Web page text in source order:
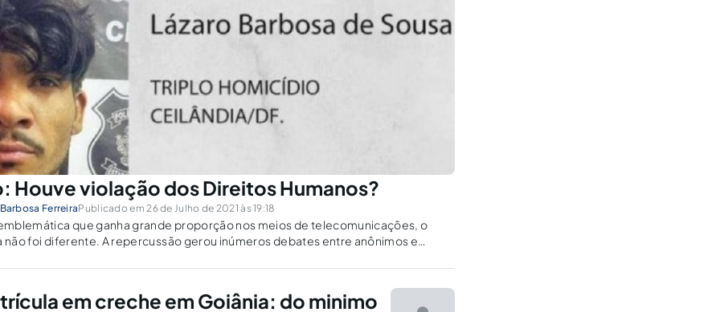
Houve violação dos Direitos Humanos?
FerreiraPublicado em 26 de Julho de 2021 às 19:18
que ganha grande proporção nos meios de telecomunicações, o
não foi diferente. A repercussão gerou inúmeros debates entre anônimos e
em creche em Goiânia: do minimo